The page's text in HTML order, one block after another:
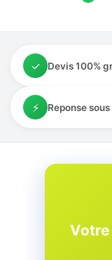
✓ Devis 100%
⚡ Reponse
Votre